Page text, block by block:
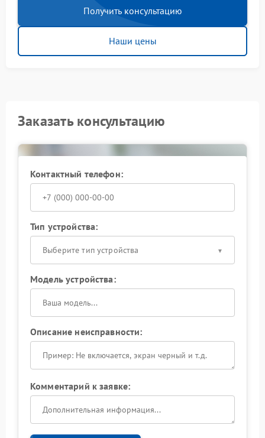
Получить консультацию
Наши цены
Заказать консультацию
Контактный телефон:
Тип устройства:
Выберите тип устройства
Модель устройства:
Описание неисправности:
Комментарий к заявке: